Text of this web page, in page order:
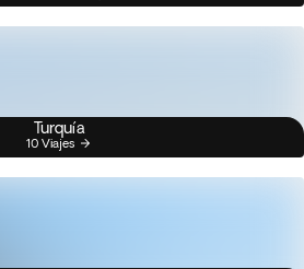
Turquía
10 Viajes